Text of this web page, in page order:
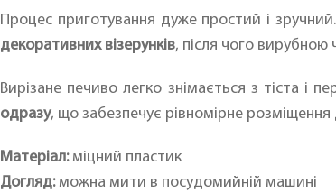
Процес приготування дуже простий і
декоративних візерунків, після чого
Вирізане печиво легко знімається з тіста і
одразу, що забезпечує рівномірне розміщення
Матеріал:міцний пластик
Догляд:можна мити в посудомийній машині